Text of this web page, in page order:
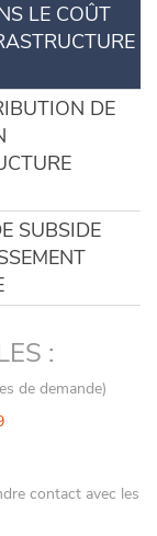
LE COÛT
DE
SUBSIDE
:
de demande)
contact avec les